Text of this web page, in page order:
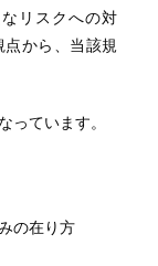
リスクへの対
から、当該規
ています。
の在り方